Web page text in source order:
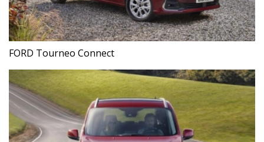
FORD Tourneo Connect